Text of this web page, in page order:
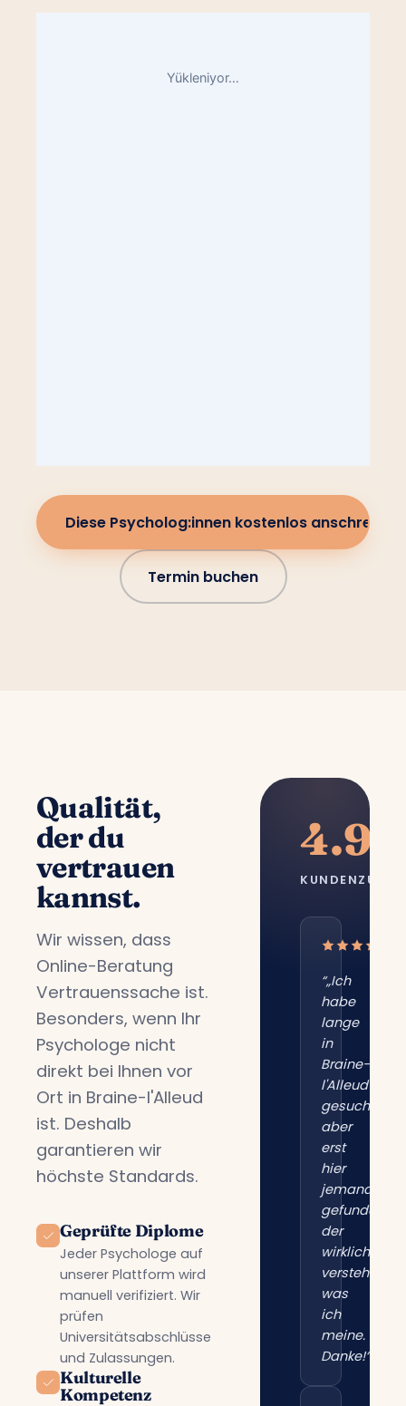
Diese Psycholog:innen kostenlos anschreiben
Termin buchen
Qualität,
der du
vertrauen
kannst.
Wir wissen, dass
Online-Beratung
Vertrauenssache ist.
Besonders, wenn Ihr
Psychologe nicht
direkt bei Ihnen vor
Ort in Braine-l'Alleud
ist. Deshalb
garantieren wir
höchste Standards.
Geprüfte Diplome
Jeder Psychologe auf
unserer Plattform wird
manuell verifiziert. Wir
prüfen
Universitätsabschlüsse
und Zulassungen.
Kulturelle
Kompetenz
4.9/
“„Ich
habe
lange
in
Braine-
l'Alleud
gesucht,
aber
erst
hier
jemanden
gefunden,
der
wirklich
versteht,
was
ich
meine.
Danke!“”